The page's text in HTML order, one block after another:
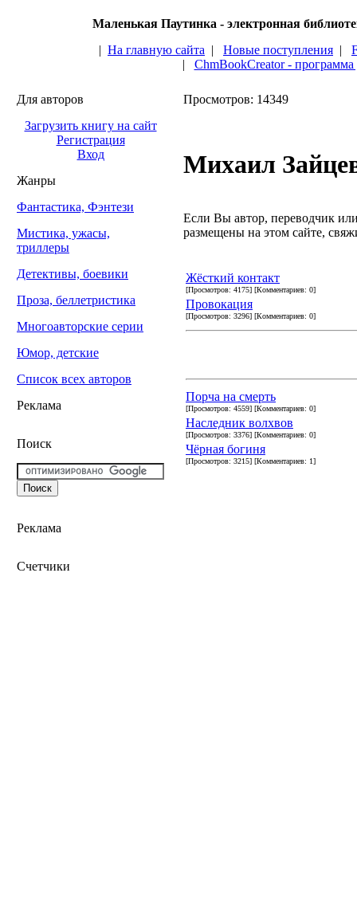
Маленькая Паутинка - электронная
| На главную сайта | Новые поступления |
| ChmBookCreator -
Для авторов
Загрузить книгу на сайт
Регистрация
Вход
Жанры
Фантастика, Фэнтези
Мистика, ужасы,
триллеры
Детективы, боевики
Проза, беллетристика
Многоавторские серии
Юмор, детские
Список всех авторов
Реклама
Поиск
Реклама
Счетчики
Просмотров: 14349
Михаил
Если Вы автор, переводчик
размещены на этом сайте,
Жёсткий контакт
[Просмотров: 4175] [Комментариев: 0]
Провокация
[Просмотров: 3296] [Комментариев: 0]
Порча на смерть
[Просмотров: 4559] [Комментариев: 0]
Наследник волхвов
[Просмотров: 3376] [Комментариев: 0]
Чёрная богиня
[Просмотров: 3215] [Комментариев: 1]